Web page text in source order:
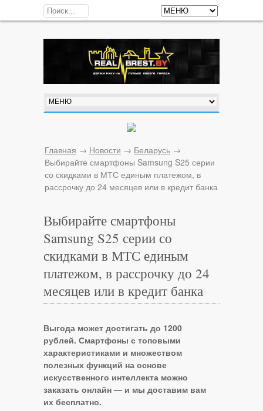
Главная → Новости → Беларусь →
Выбирайте смартфоны Samsung S25 серии
со скидками в МТС единым платежом, в
рассрочку до 24 месяцев или в кредит банка
Выбирайте смартфоны
Samsung S25 серии со
скидками в МТС единым
платежом, в рассрочку до 24
месяцев или в кредит банка
Выгода может достигать до 1200
рублей. Смартфоны с топовыми
характеристиками и множеством
полезных функций на основе
искусственного интеллекта можно
заказать онлайн — и мы доставим вам
их бесплатно.